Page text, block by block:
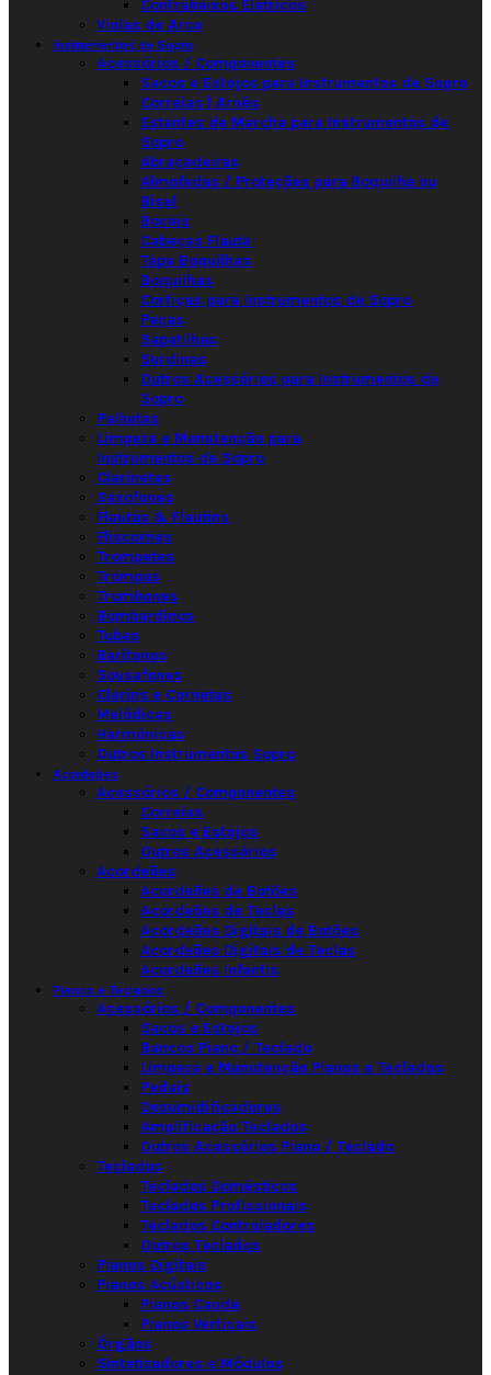
Contrabaixos Elétricos
Violas de Arco
Instrumentos de Sopro
Acessórios / Componentes
Sacos e Estojos para Instrumentos de Sopro
Correias | Arnês
Estantes de Marcha para Instrumentos de
Sopro
Abraçadeiras
Almofadas / Proteções para Boquilha ou
Bisel
Bocais
Cabeças Flauta
Tapa Boquilhas
Boquilhas
Cortiças para Instrumentos de Sopro
Peças
Sapatilhas
Surdinas
Outros Acessórios para Instrumentos de
Sopro
Palhetas
Limpeza e Manutenção para
Instrumentos de Sopro
Clarinetes
Saxofones
Flautas & Flautins
Fliscornes
Trompetes
Trompas
Trombones
Bombardinos
Tubas
Barítonos
Sousafones
Clarins e Cornetas
Melódicas
Harmónicas
Outros Instrumentos Sopro
Acordeões
Acessórios / Componentes
Correias
Sacos e Estojos
Outros Acessórios
Acordeões
Acordeões de Botões
Acordeões de Teclas
Acordeões Digitais de Botões
Acordeões Digitais de Teclas
Acordeões Infantis
Pianos e Teclados
Acessórios / Componentes
Sacos e Estojos
Bancos Piano / Teclado
Limpeza e Manutenção Pianos e Teclados
Pedais
Desumidificadores
Amplificação Teclados
Outros Acessórios Piano / Teclado
Teclados
Teclados Domésticos
Teclados Profissionais
Teclados Controladores
Outros Teclados
Pianos Digitais
Pianos Acústicos
Pianos Cauda
Pianos Verticais
Órgãos
Sintetizadores e Módulos